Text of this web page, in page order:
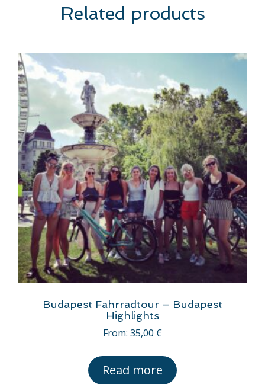
Related products
Budapest Fahrradtour – Budapest
Highlights
From: 35,00 €
Read more